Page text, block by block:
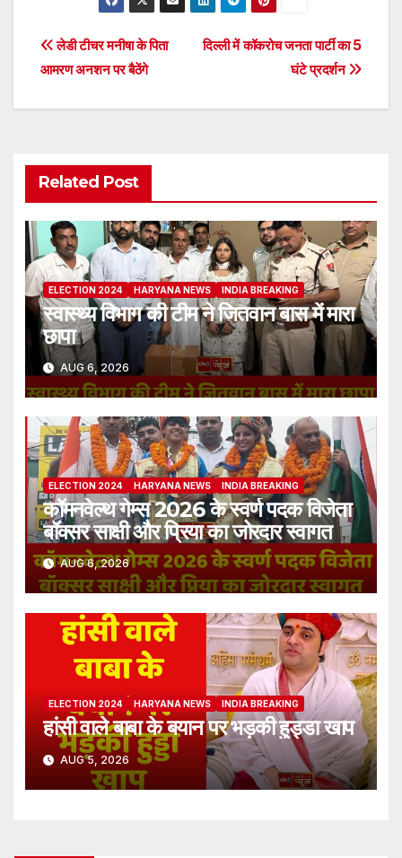
Post
दिल्ली में कॉकरोच जनता पार्टी का 5
घंटे प्रदर्शन
लेडी टीचर मनीषा के पिता
आमरण अनशन पर बैठेंगे
Related Post
ELECTION 2024 HARYANA NEWS INDIA BREAKING
स्वास्थ्य विभाग की टीम ने जितवान बास में मारा
छापा
AUG 6, 2026
ELECTION 2024 HARYANA NEWS INDIA BREAKING
कॉमनवेल्थ गेम्स 2026 के स्वर्ण पदक विजेता
बॉक्सर साक्षी और प्रिया का जोरदार स्वागत
AUG 6, 2026
ELECTION 2024 HARYANA NEWS INDIA BREAKING
हांसी वाले बाबा के बयान पर भड़की हुड्डा खाप
AUG 5, 2026